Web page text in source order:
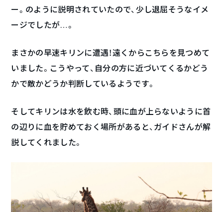
ー。のように説明されていたので、少し退屈そうなイメ
ージでしたが…。
まさかの早速キリンに遭遇！遠くからこちらを見つめて
いました。こうやって、自分の方に近づいてくるかどう
かで敵かどうか判断しているようです。
そしてキリンは水を飲む時、頭に血が上らないように首
の辺りに血を貯めておく場所があると、ガイドさんが解
説してくれました。